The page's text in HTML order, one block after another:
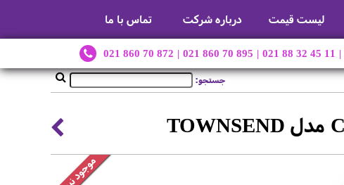
لیست قیمت درباره شرکت تماس با ما
021 860 70 872 | 021 860 70 895 | 021 88 32 45 11 |
جستجو: